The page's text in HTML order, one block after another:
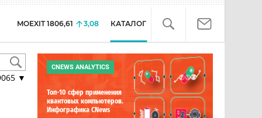
MOEXIT 1806,61 3,08 КАТАЛОГ
▼
CNEWS ANALYTICS
Топ-10 сфер применения
квантовых компьютеров.
Инфографика CNews